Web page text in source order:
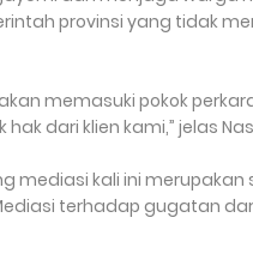
provinsi yang tidak
memasuki pokok
dari klien kami,” jelas
mediasi kali ini
terhadap gugatan